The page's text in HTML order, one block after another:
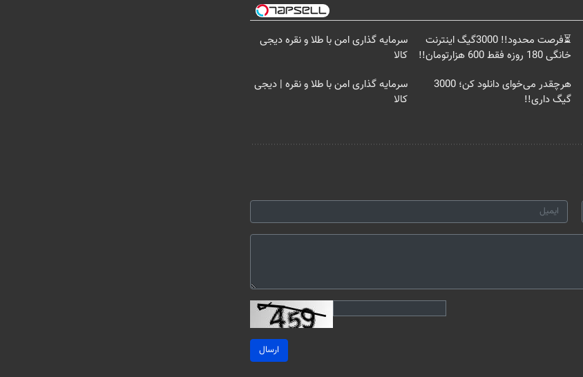
⏳فرصت محدود!! 3000گیگ اینترنت
خانگی 180 روزه فقط 600 هزارتومان!!
سرمایه گذاری امن با طلا و نقره دیجی
کالا
هرچقدر می‌خوای دانلود کن؛ 3000
گیگ داری!!
سرمایه گذاری امن با طلا و نقره | دیجی
کالا
ارسال